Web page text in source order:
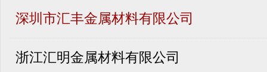
深圳市汇丰金属材料有限公司
浙江汇明金属材料有限公司